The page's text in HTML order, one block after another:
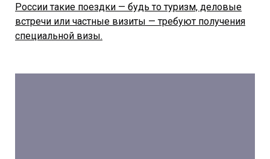
России такие поездки — будь то туризм, деловые
встречи или частные визиты — требуют получения
специальной визы.